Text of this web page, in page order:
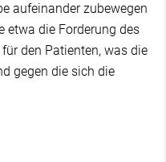
aufeinander zubewegen
etwa die Forderung des
den Patienten, was die
gegen die sich die